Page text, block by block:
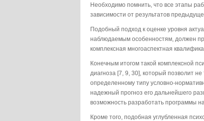
Необходимо помнить, что все этапы
зависимости от результатов
Подобный подход к оценке уровня
наблюдаемым особенностям, должен
комплексная многоаспектная
Конечным итогом такой комплексной
диагноза [7, 9, 30], который позволит
определенному типу условно-
надежный прогноз его дальнейшего
возможность разработать программы
Кроме того, подобная углубленная